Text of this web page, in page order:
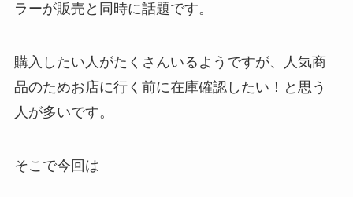
ラーが販売と同時に話題です。
購入したい人がたくさんいるようですが、人気商
品のためお店に行く前に在庫確認したい！と思う
人が多いです。
そこで今回は